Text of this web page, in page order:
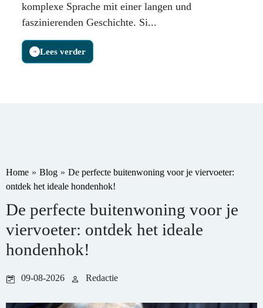
komplexe Sprache mit einer langen und
faszinierenden Geschichte. Si...
Lees verder
Home » Blog » De perfecte buitenwoning voor je viervoeter:
ontdek het ideale hondenhok!
De perfecte buitenwoning voor je
viervoeter: ontdek het ideale
hondenhok!
09-08-2026 Redactie